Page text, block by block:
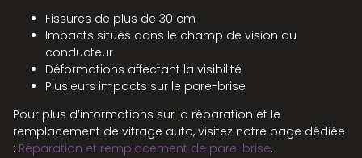
Fissures de plus de 30 cm
Impacts situés dans le champ de vision du
conducteur
Déformations affectant la visibilité
Plusieurs impacts sur le pare-brise
Pour plus d’informations sur la réparation et le
remplacement de vitrage auto, visitez notre page dédiée
: Réparation et remplacement de pare-brise.